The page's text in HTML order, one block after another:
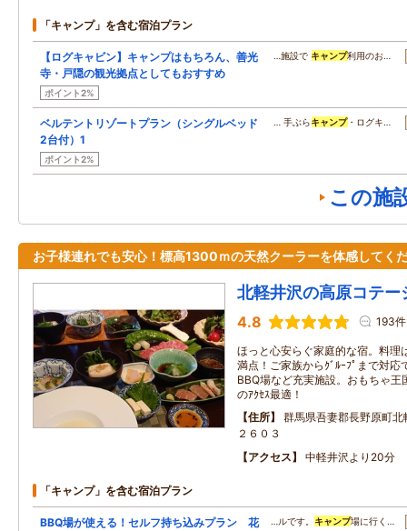
「キャンプ」を含む宿泊プラン
【ログキャビン】キャンプはもちろん、善光
寺・戸隠の観光拠点としてもおすすめ
ポイント2%
…施設で キャンプ利用のお…
ベルテントリゾートプラン（シングルベッド
2台付）1
ポイント2%
… 手ぶらキャンプ・ログキ…
この施
お子様連れでも安心！標高1300ｍの天然クーラーを体感してく
北軽井沢の高原コテ
4.8 193件
ほっと心安らぐ家庭的な宿。料理
満点！ご家族からｸﾞﾙｰﾌﾟまで対
BBQ場など充実施設。おもちゃ
のｱｸｾｽ最適！
住所
群馬県吾妻郡長野原町
２６０３
アクセス
中軽井沢より20分
「キャンプ」を含む宿泊プラン
BBQ場が使える！セルフ持ち込みプラン 花
…ルです。 キャンプ場に行く…